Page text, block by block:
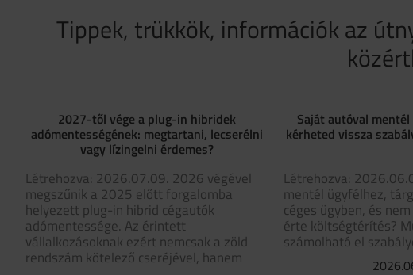
Tippek, trükkök, információk az
2027-től vége a plug-in hibridek
adómentességének: megtartani, lecserélni
vagy lízingelni érdemes?
Létrehozva: 2026.07.09. 2026 végével
megszűnik a 2025 előtt forgalomba
helyezett plug-in hibrid cégautók
adómentessége. Az érintett
vállalkozásoknak ezért nemcsak a zöld
rendszám kötelező cseréjével, hanem
Saját autóval mentél
kérheted vissza
Létrehozva:
mentél ügyfélhez,
céges ügyben, és
érte költségtérítés?
számolható el